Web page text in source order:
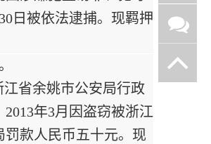
日被依法逮捕。现羁押
省余姚市公安局行政
年3月因盗窃被浙江
罚款人民币五十元。现